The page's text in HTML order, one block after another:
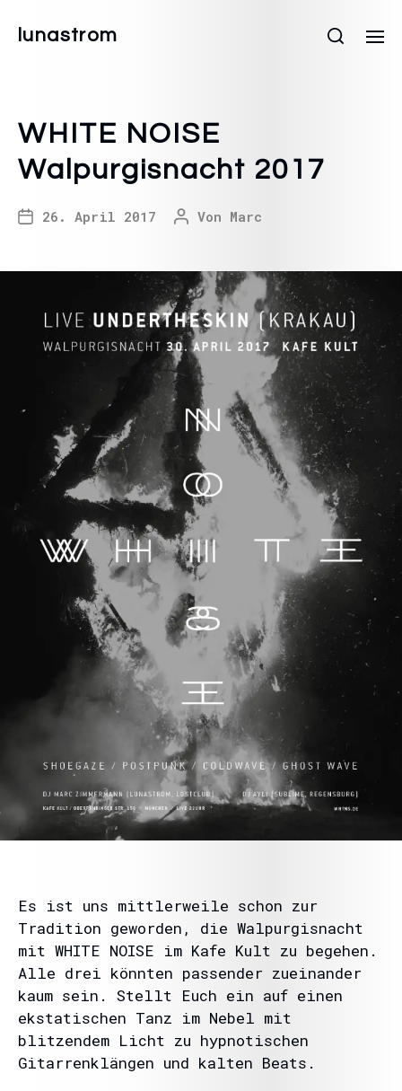
lunastrom
WHITE NOISE
Walpurgisnacht 2017
26. April 2017 Von Marc
Es ist uns mittlerweile schon zur
Tradition geworden, die Walpurgisnacht
mit WHITE NOISE im Kafe Kult zu begehen.
Alle drei könnten passender zueinander
kaum sein. Stellt Euch ein auf einen
ekstatischen Tanz im Nebel mit
blitzendem Licht zu hypnotischen
Gitarrenklängen und kalten Beats.